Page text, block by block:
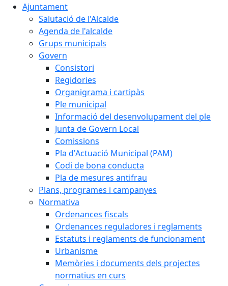
Ajuntament
Salutació de l'Alcalde
Agenda de l'alcalde
Grups municipals
Govern
Consistori
Regidories
Organigrama i cartipàs
Ple municipal
Informació del desenvolupament del ple
Junta de Govern Local
Comissions
Pla d'Actuació Municipal (PAM)
Codi de bona conducta
Pla de mesures antifrau
Plans, programes i campanyes
Normativa
Ordenances fiscals
Ordenances reguladores i reglaments
Estatuts i reglaments de funcionament
Urbanisme
Memòries i documents dels projectes
normatius en curs